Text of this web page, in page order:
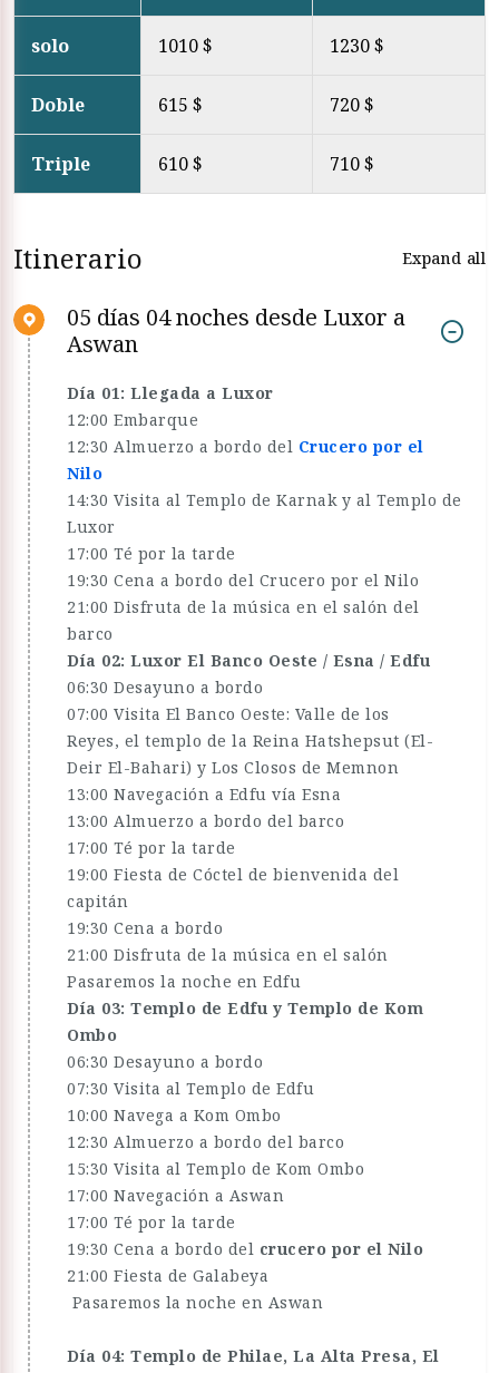
solo 1010 $ 1230 $
Doble 615 $ 720 $
Triple 610 $ 710 $
Itinerario Expand all
05 días 04 noches desde Luxor a
Aswan
Día 01: Llegada a Luxor
12:00 Embarque
12:30 Almuerzo a bordo del Crucero por el
Nilo
14:30 Visita al Templo de Karnak y al Templo de
Luxor
17:00 Té por la tarde
19:30 Cena a bordo del Crucero por el Nilo
21:00 Disfruta de la música en el salón del
barco
Día 02: Luxor El Banco Oeste / Esna / Edfu
06:30 Desayuno a bordo
07:00 Visita El Banco Oeste: Valle de los
Reyes, el templo de la Reina Hatshepsut (El-
Deir El-Bahari) y Los Closos de Memnon
13:00 Navegación a Edfu vía Esna
13:00 Almuerzo a bordo del barco
17:00 Té por la tarde
19:00 Fiesta de Cóctel de bienvenida del
capitán
19:30 Cena a bordo
21:00 Disfruta de la música en el salón
Pasaremos la noche en Edfu
Día 03: Templo de Edfu y Templo de Kom
Ombo
06:30 Desayuno a bordo
07:30 Visita al Templo de Edfu
10:00 Navega a Kom Ombo
12:30 Almuerzo a bordo del barco
15:30 Visita al Templo de Kom Ombo
17:00 Navegación a Aswan
17:00 Té por la tarde
19:30 Cena a bordo del crucero por el Nilo
21:00 Fiesta de Galabeya
Pasaremos la noche en Aswan
Día 04: Templo de Philae, La Alta Presa, El